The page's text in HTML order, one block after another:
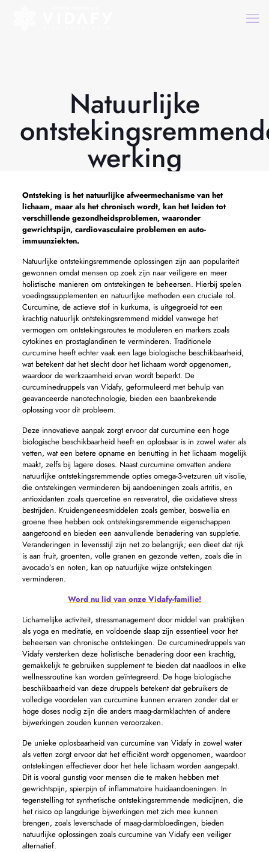
Natuurlijke
werking
Ontsteking is het natuurlijke afweermechanisme van het
lichaam, maar als het chronisch wordt, kan het leiden tot
verschillende gezondheidsproblemen, waaronder
gewrichtspijn, cardiovasculaire problemen en auto-
immuunziekten.
Natuurlijke ontstekingsremmende oplossingen zijn aan populariteit
gewonnen omdat mensen op zoek zijn naar veiligere en meer
holistische manieren om ontstekingen te beheersen. Hierbij spelen
voedingssupplementen en natuurlijke methoden een cruciale rol.
Curcumine, de actieve stof in kurkuma, is uitgegroeid tot een
krachtig natuurlijk ontstekingsremmend middel vanwege het
vermogen om ontstekingsroutes te moduleren en markers zoals
cytokines en prostaglandinen te verminderen. Traditionele
curcumine heeft echter vaak een lage biologische beschikbaarheid,
wat betekent dat het slecht door het lichaam wordt opgenomen,
waardoor de werkzaamheid ervan wordt beperkt. De
curcuminedruppels van Vidafy, geformuleerd met behulp van
geavanceerde nanotechnologie, bieden een baanbrekende
oplossing voor dit probleem.
Deze innovatieve aanpak zorgt ervoor dat curcumine een hoge
biologische beschikbaarheid heeft en oplosbaar is in zowel water als
vetten, wat een betere opname en benutting in het lichaam mogelijk
maakt, zelfs bij lagere doses. Naast curcumine omvatten andere
natuurlijke ontstekingsremmende opties omega-3-vetzuren uit visolie,
die ontstekingen verminderen bij aandoeningen zoals artritis, en
antioxidanten zoals quercetine en resveratrol, die oxidatieve stress
bestrijden. Kruidengeneesmiddelen zoals gember, boswellia en
groene thee hebben ook ontstekingsremmende eigenschappen
aangetoond en bieden een aanvullende benadering van suppletie.
Veranderingen in levensstijl zijn net zo belangrijk; een dieet dat rijk
is aan fruit, groenten, volle granen en gezonde vetten, zoals die in
avocado’s en noten, kan op natuurlijke wijze ontstekingen
verminderen.
Word nu lid van onze Vidafy-familie!
Lichamelijke activiteit, stressmanagement door middel van praktijken
als yoga en meditatie, en voldoende slaap zijn essentieel voor het
beheersen van chronische ontstekingen. De curcuminedruppels van
Vidafy versterken deze holistische benadering door een krachtig,
gemakkelijk te gebruiken supplement te bieden dat naadloos in elke
wellnessroutine kan worden geïntegreerd. De hoge biologische
beschikbaarheid van deze druppels betekent dat gebruikers de
volledige voordelen van curcumine kunnen ervaren zonder dat er
hoge doses nodig zijn die anders maag-darmklachten of andere
bijwerkingen zouden kunnen veroorzaken.
De unieke oplosbaarheid van curcumine van Vidafy in zowel water
als vetten zorgt ervoor dat het efficiënt wordt opgenomen, waardoor
ontstekingen effectiever door het hele lichaam worden aangepakt.
Dit is vooral gunstig voor mensen die te maken hebben met
gewrichtspijn, spierpijn of inflammatoire huidaandoeningen. In
tegenstelling tot synthetische ontstekingsremmende medicijnen, die
het risico op langdurige bijwerkingen met zich mee kunnen
brengen, zoals leverschade of maag-darmbloedingen, bieden
natuurlijke oplossingen zoals curcumine van Vidafy een veiliger
alternatief.